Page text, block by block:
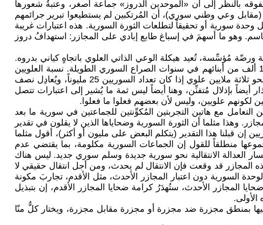
لا يقلُّ عن موقع مجزرة حماة 1982 في الوعي السني، بل يفوقه بالنظر إلى أن «الموحدين الدروز» جماعة أصغر، وعتبةُ شعورها
(مقابل وعي وطني سوري)، أن المُرتكبين لم يستطيعوا تبرير جرائمهم
سورية أو تحقيقاً لتطلعات الثورة السورية. هذه اعتبارات غريبة
وهو ما أسهمَ في إسباغ طابع إبادي على المجازر: استهدافُ دروز
مُؤسِّسة، تُعيد هيكلة الوعي الذاتي العلوي باتجاهٍ كياني بدروه.
كان العلويون محسوبين على النظام الأسدي بقدرٍ طيّبٍ من الوجاهة، لكن يُحتمَل أنهم دفعوا ما لا يقل عن 100 ألف من أبنائهم في سنوات الصراع السوري الطويلة. نسبة العلويين
بحسب معطيات موروثة بدورها نحو 12 بالمئة، فإذا بلغ ضحاياهم 100 ألف، فإن هذا يُقاربُ 3 بالمئة من أصل نحو ثلاثة ملايين علوي إذا كان تعداد السوريين 25 مليوناً، ويُعادِل نصف
أيضاً بإذلال مُتفنِّن، وهنا أيضاً ليس ثمة ما يُشير إلى اعتبارات تتصل
لكونهم علويين، وليس لأن بعضهم فعلوا ما فعلوا.
مع هاتين التجربتين المُكوِّنتين للجماعتين في سورية ما بعد
وهذا مثلما أن الثورة السورية وضحاياها الذين لا يقلون في تقدير
نحو 3 بالمئة من إجمالي عدد السنّة السوريين إن قبلنا هذا التقدير (يتكلم البعض على مليون أو أكثر)، أقول مثلما
منطلقاً للقول إن الجماعات السورية مكلومة، بما يقتضي عدم
العدالة الانتقالية نحو سورية جديدة وسلم سوري جديد. ليس هناك
المجازر قد وقعت فإن الانتقال لم يحدث، ومن أجل انتقال حقيقي لا
السورية دون اعتبار المجازر الأحدث، مثل الأقدم، تجاربَ مكونة
المجازر الأحدث، ستُهدَرُ كرامة ضحايا المجازر الأقدم، إن بتبذيل
الأولى.
بمنطق مجزرة ضد مجزرة أو مجزرة مقابل مجزرة، ويختار كلٌّ منّا